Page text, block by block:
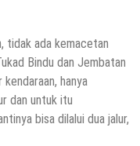
tidak ada kemacetan
Bindu dan Jembatan
hanya
dan untuk itu
bisa dilalui dua jalur,